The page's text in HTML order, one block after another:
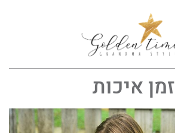
זמן איכות